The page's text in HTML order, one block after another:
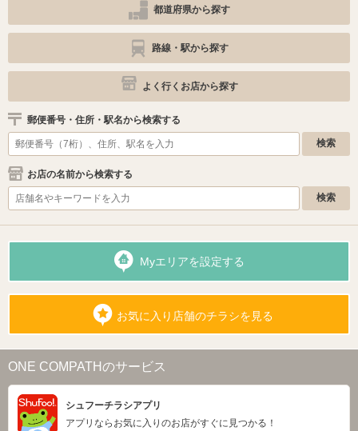
都道府県から探す
路線・駅から探す
よく行くお店から探す
郵便番号・住所・駅名から検索する
お店の名前から検索する
Myエリアを設定する
お気に入り店舗のチラシを見る
ONE COMPATHのサービス
シュフーチラシアプリ
アプリならお気に入りのお店がすぐに見つかる！